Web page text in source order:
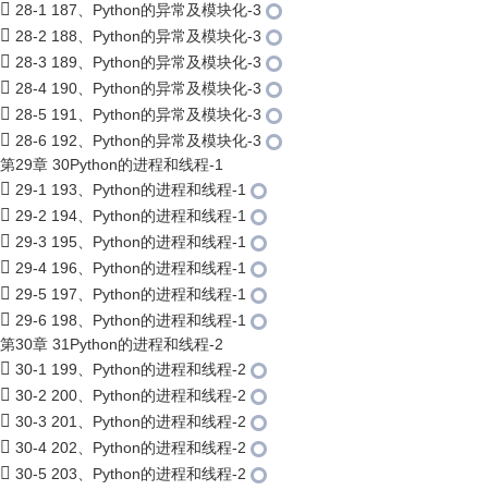
28-1 187、Python的异常及模块化-3
28-2 188、Python的异常及模块化-3
28-3 189、Python的异常及模块化-3
28-4 190、Python的异常及模块化-3
28-5 191、Python的异常及模块化-3
28-6 192、Python的异常及模块化-3
第29章 30Python的进程和线程-1
29-1 193、Python的进程和线程-1
29-2 194、Python的进程和线程-1
29-3 195、Python的进程和线程-1
29-4 196、Python的进程和线程-1
29-5 197、Python的进程和线程-1
29-6 198、Python的进程和线程-1
第30章 31Python的进程和线程-2
30-1 199、Python的进程和线程-2
30-2 200、Python的进程和线程-2
30-3 201、Python的进程和线程-2
30-4 202、Python的进程和线程-2
30-5 203、Python的进程和线程-2